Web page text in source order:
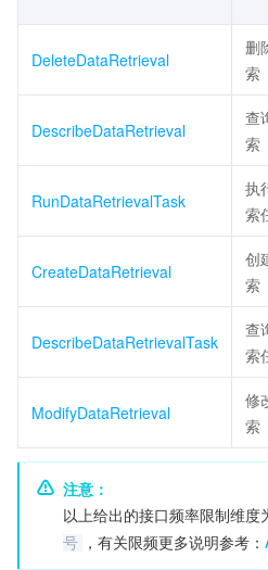
DeleteDataRetrieval
删
索
DescribeDataRetrieval
查
索
RunDataRetrievalTask
执
索
CreateDataRetrieval
创
索
DescribeDataRetrievalTask
查
索
ModifyDataRetrieval
修
索
注意：
以上给出的接口频率限制维度
号
，有关限频更多说明参考：